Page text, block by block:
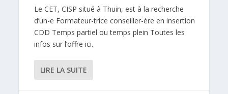
Le CET, CISP situé à Thuin, est à la recherche
d’un-e Formateur-trice conseiller-ère en insertion
CDD Temps partiel ou temps plein Toutes les
infos sur l’offre ici.
LIRE LA SUITE